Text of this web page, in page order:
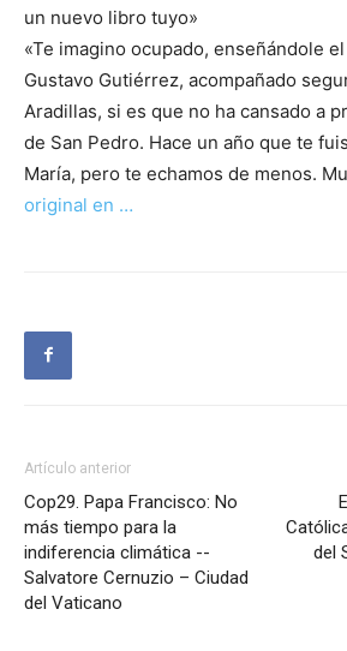
un nuevo libro tuyo»
«Te imagino ocupado, enseñándole
Gustavo Gutiérrez, acompañado
Aradillas, si es que no ha cansado a
de San Pedro. Hace un año que te
María, pero te echamos de menos.
original en …
Artículo anterior
Cop29. Papa Francisco: No
más tiempo para la
indiferencia climática --
Salvatore Cernuzio – Ciudad
del Vaticano
del